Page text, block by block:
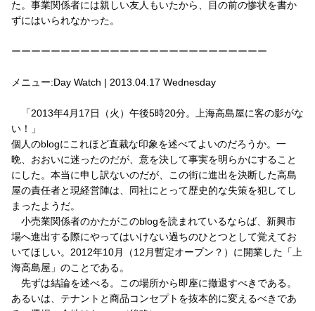
た。事業関係者には親しい友人もいたから、目の前の惨状を書か
ずにはいられなかった。
ーーーーーーーーーーーーーーーーーーーーーーーーーー
メニュー:Day Watch | 2013.04.17 Wednesday
「2013年4月17日（火）午後5時20分。上海高島屋に客の影がな
い！」
個人のblogにこれほど直裁な印象を述べてよいのだろうか。一
晩、おおいに迷ったのだが、意を決して事実を明らかにすること
にした。本当に申し訳ないのだが、この街に進出を決断した高島
屋の責任者と現経営陣は、同社にとって歴史的な失策を犯してし
まったようだ。
小売業関係者のかたがこのblogを読まれているならば、新興市
場へ進出する際にやってはいけない過ちのひとつとして覚えてお
いてほしい。2012年10月（12月暫定オープン？）に開業した「上
海高島屋」のことである。
先ずは結論を述べる。この場所から即座に撤退すべきである。
あるいは、テナントと商品コンセプトを抜本的に変えるべきであ